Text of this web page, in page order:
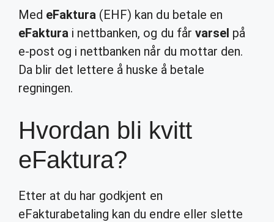
Med eFaktura (EHF) kan du betale en
eFaktura i nettbanken, og du får varsel på
e-post og i nettbanken når du mottar den.
Da blir det lettere å huske å betale
regningen.
Hvordan bli kvitt
eFaktura?
Etter at du har godkjent en
eFakturabetaling kan du endre eller slette